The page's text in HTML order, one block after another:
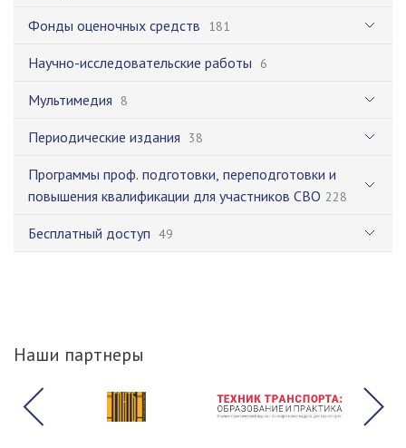
Фонды оценочных средств 181
Научно-исследовательские работы 6
Мультимедия 8
Периодические издания 38
Программы проф. подготовки, переподготовки и
повышения квалификации для участников СВО 228
Бесплатный доступ 49
Наши партнеры